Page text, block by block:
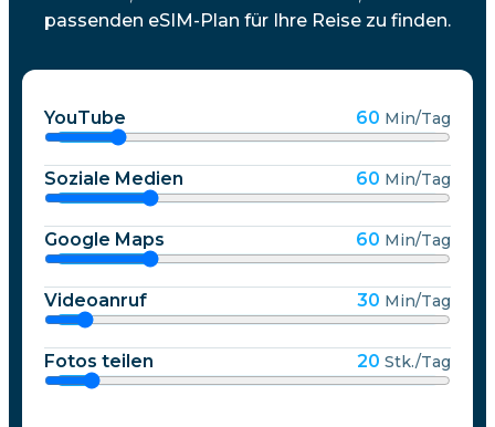
passenden eSIM-Plan für Ihre Reise zu finden.
YouTube 60 Min/Tag
Soziale Medien 60 Min/Tag
Google Maps 60 Min/Tag
Videoanruf 30 Min/Tag
Fotos teilen 20 Stk./Tag